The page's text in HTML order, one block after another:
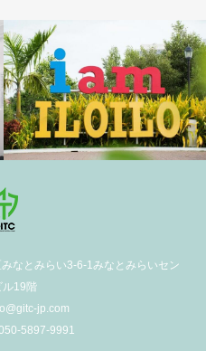
なとみらい3-6-1みなとみらいセン
ル19階
jp.com
5897-9991